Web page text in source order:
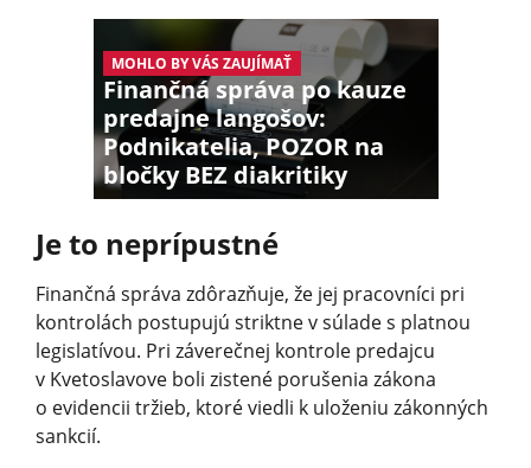
MOHLO BY VÁS ZAUJÍMAŤ
Finančná správa po kauze
predajne langošov:
Podnikatelia, POZOR na
bločky BEZ diakritiky
Je to neprípustné
Finančná správa zdôrazňuje, že jej pracovníci pri
kontrolách postupujú striktne v súlade s platnou
legislatívou. Pri záverečnej kontrole predajcu
v Kvetoslavove boli zistené porušenia zákona
o evidencii tržieb, ktoré viedli k uloženiu zákonných
sankcií.